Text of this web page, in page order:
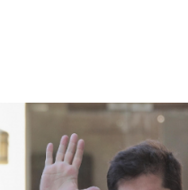
Chile
medios